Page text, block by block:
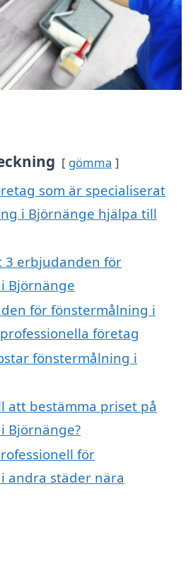
gömma
som är specialiserat
i Björnänge hjälpa till
3 erbjudanden för
Björnänge
för fönstermålning i
företag
fönstermålning i
att bestämma priset på
Björnänge?
för
andra städer nära